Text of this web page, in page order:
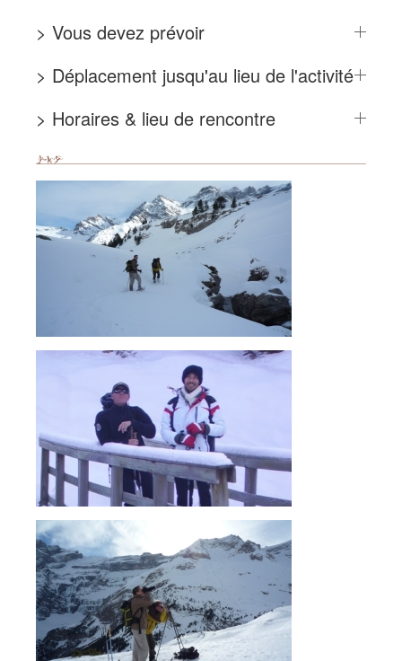
> Vous devez prévoir
> Déplacement jusqu'au lieu de l'activité
> Horaires & lieu de rencontre